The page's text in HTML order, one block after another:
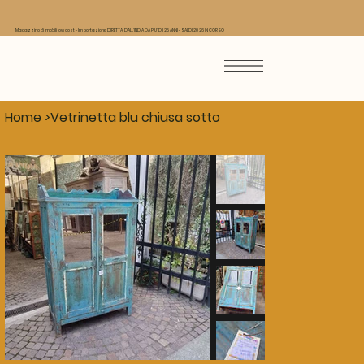
Home >Vetrinetta blu chiusa sotto
Magazzino di mobili low cost - Importazione DIRETTA DALL'INDIA DA PIU' DI 25 ANNI - SALDI 2026 IN CORSO